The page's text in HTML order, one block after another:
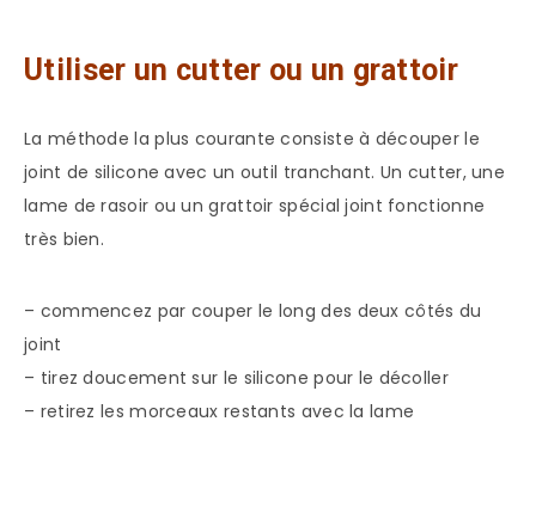
Utiliser un cutter ou un grattoir
La méthode la plus courante consiste à découper le
joint de silicone avec un outil tranchant. Un cutter, une
lame de rasoir ou un grattoir spécial joint fonctionne
très bien.
– commencez par couper le long des deux côtés du
joint
– tirez doucement sur le silicone pour le décoller
– retirez les morceaux restants avec la lame